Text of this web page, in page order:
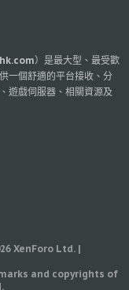
）是最大型、最受歡
一個舒適的平台接收、分
遊戲伺服器、相關資源及
XenForo Ltd. |
and copyrights of